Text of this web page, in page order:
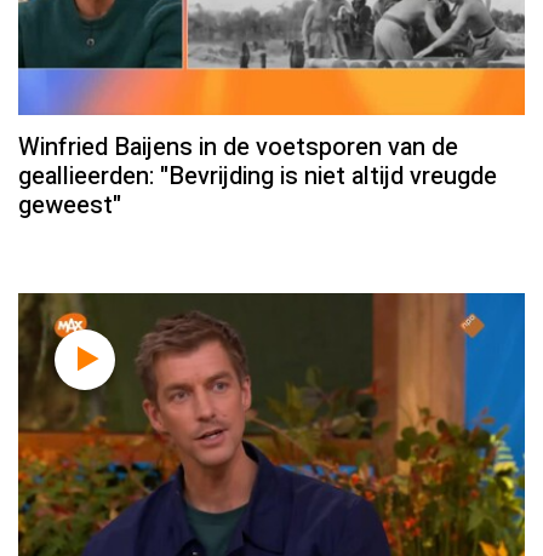
Winfried Baijens in de voetsporen van de
geallieerden: "Bevrijding is niet altijd vreugde
geweest"